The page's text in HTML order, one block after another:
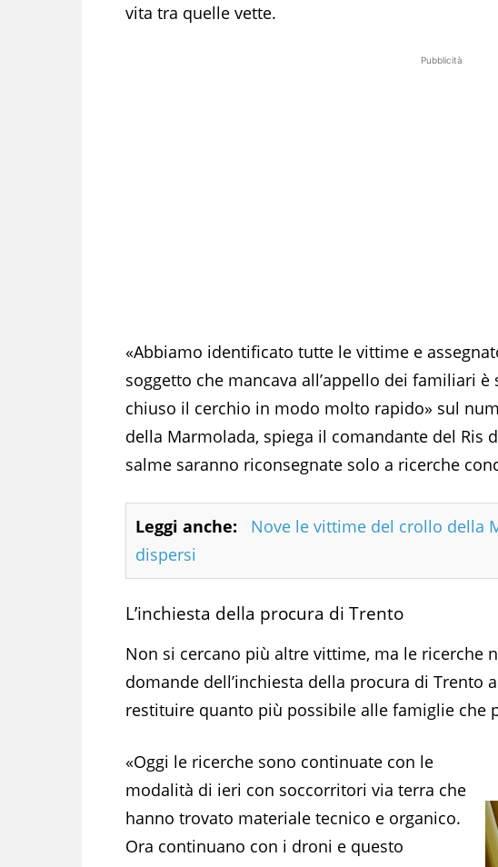
vita tra quelle vette.
Pubblicità
«Abbiamo identificato tutte le vittime e
soggetto che mancava all’appello dei familiari
chiuso il cerchio in modo molto rapido» sul
della Marmolada, spiega il comandante del Ris
salme saranno riconsegnate solo a ricerche
Leggi anche:
Nove le vittime del crollo della
dispersi
L’inchiesta della procura di Trento
Non si cercano più altre vittime, ma le ricerche
domande dell’inchiesta della procura di Trento
restituire quanto più possibile alle famiglie che
«Oggi le ricerche sono continuate con le
modalità di ieri con soccorritori via terra che
hanno trovato materiale tecnico e organico.
Ora continuano con i droni e questo